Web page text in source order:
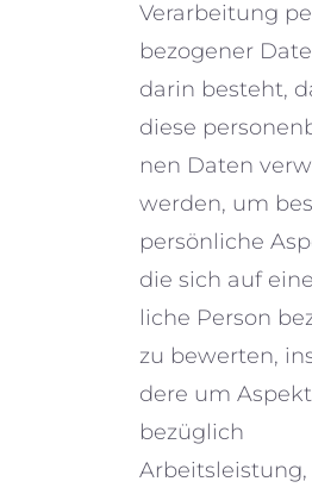
Verarbeitung
be­zo­ge­ner
darin besteht,
diese
nen Daten
werden, um
persön­li­che
die sich auf
li­che Person
zu bewer­ten,
dere um
bezüg­lich
Arbeitsleistung,